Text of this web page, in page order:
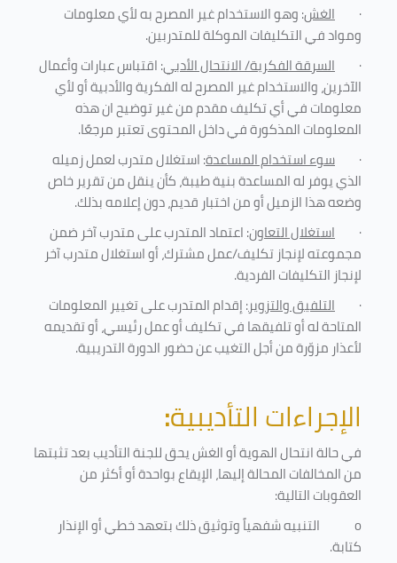
· الغش: وهو الاستخدام غير المصرح به لأي معلومات
ومواد في التكليفاتالموكلة للمتدربين.
· السرقة الفكرية/ الانتحال الأدبي: اقتباس عبارات وأعمال
الآخرين، والاستخدام غير المصرح له الفكرية والأدبية أو لأي
معلومات في أي تكليف مقدم من غير توضيح ان هذه
المعلومات المذكورة في داخل المحتوى تعتبر مرجعًا.
· سوء استخدام المساعدة: استغلال متدرب لعمل زميله
الذي يوفر له المساعدة بنية طيبة، كأن ينقل من تقرير خاص
وضعه هذا الزميل أو من اختبار قديم، دون إعلامه بذلك.
· استغلال التعاون: اعتماد المتدرب على متدرب آخر ضمن
مجموعته لإنجاز تكليف/عمل مشترك، أو استغلال متدرب آخر
لإنجاز التكليفات الفردية.
· التلفيق والتزوير: إقدام المتدرب على تغيير المعلومات
المتاحة له أو تلفيقها في تكليف أو عمل رئيسي، أو تقديمه
لأعذار مزوّرة من أجل التغيب عن حضور الدورة التدريبية.
الإجراءات التأديبية:
في حالة انتحال الهوية أو الغش يحق للجنة التأديب بعد تثبتها
من المخالفات المحالة إليها، الإيقاع بواحدة أو أكثر من
العقوبات التالية:
o
التنبيه شفهياً وتوثيق ذلك بتعهد خطي أو الإنذار
كتابة.